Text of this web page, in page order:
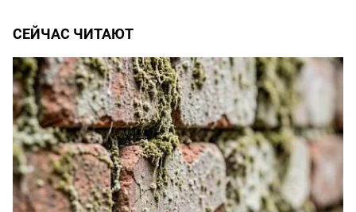
СЕЙЧАС ЧИТАЮТ